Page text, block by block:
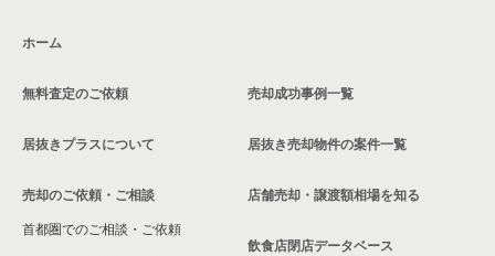
ホーム
無料査定のご依頼
居抜きプラスについて
売却のご依頼・ご相談
首都圏でのご相談・ご依頼
売却成功事例一覧
居抜き売却物件の案件一覧
店舗売却・譲渡額相場を知る
飲食店閉店データベース